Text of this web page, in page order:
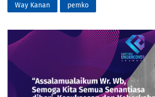
Way Kanan
pemko